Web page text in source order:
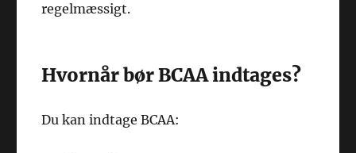
regelmæssigt.
Hvornår bør BCAA indtages?
Du kan indtage BCAA: